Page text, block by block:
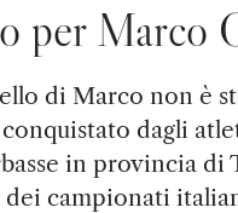
per Marco
di Marco non è
conquistato dagli
in provincia di
dei campionati